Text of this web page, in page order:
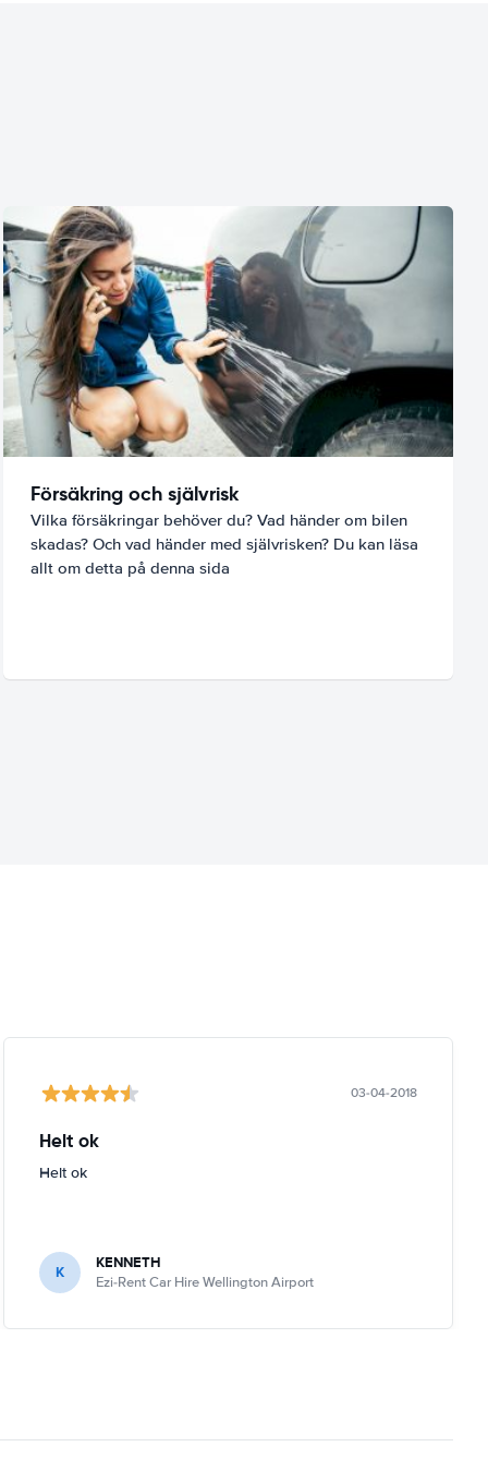
Försäkring och självrisk
Vilka försäkringar behöver du? Vad händer om bilen
skadas? Och vad händer med självrisken? Du kan läsa
allt om detta på denna sida
03-04-2018
Helt ok
Helt ok
K KENNETH
Ezi-Rent Car Hire Wellington Airport